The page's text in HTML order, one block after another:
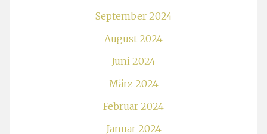
September 2024
August 2024
Juni 2024
März 2024
Februar 2024
Januar 2024